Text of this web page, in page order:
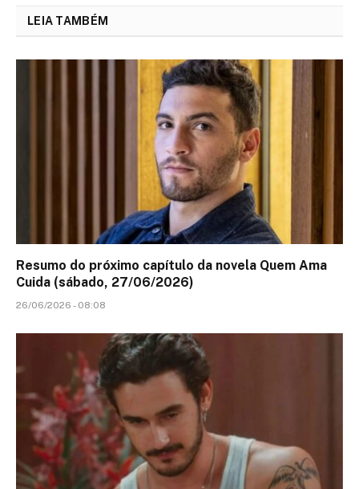
LEIA TAMBÉM
Resumo do próximo capítulo da novela Quem Ama
Cuida (sábado, 27/06/2026)
26/06/2026 - 08:08